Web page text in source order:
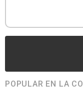
POPULAR EN LA